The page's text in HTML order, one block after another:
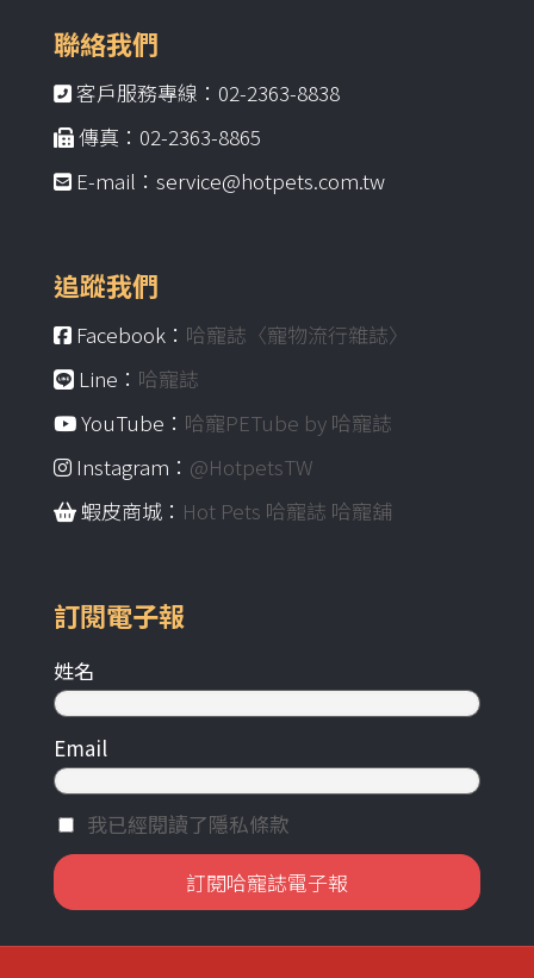
聯絡我們
客戶服務專線：02-2363-8838
傳真：02-2363-8865
E-mail：service@hotpets.com.tw
追蹤我們
Facebook： 哈寵誌〈寵物流行雜誌〉
Line： 哈寵誌
YouTube： 哈寵PETube by 哈寵誌
Instagram： @HotpetsTW
蝦皮商城： Hot Pets 哈寵誌 哈寵舖
訂閱電子報
姓名
Email
我已經閱讀了隱私條款